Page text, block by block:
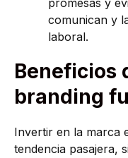
comunican y
laboral.
Beneficios
branding
Invertir en la marca
tendencia pasajera,